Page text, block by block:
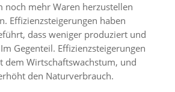
noch mehr Waren herzustellen
Effizienzsteigerungen haben
dass weniger produziert und
Gegenteil. Effizienzsteigerungen
dem Wirtschaftswachstum, und
den Naturverbrauch.